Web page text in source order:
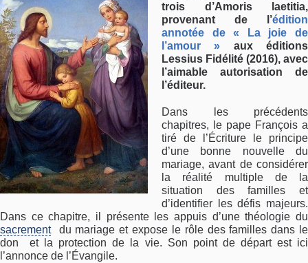
trois d’Amoris laetitia,
provenant de l’édition
annotée de « La joie de
l’amour » aux éditions
Lessius Fidélité (2016), avec
l’aimable autorisation de
l’éditeur.
Dans les précédents
chapitres, le pape François a
tiré de l’Écriture le principe
d’une bonne nouvelle du
mariage, avant de considérer
la réalité multiple de la
situation des familles et
d’identifier les défis majeurs.
Dans ce chapitre, il présente les appuis d’une théologie du
sacrementdu mariage et expose le rôle des familles dans le
don et la protection de la vie. Son point de départ est ici
l’annonce de l’Évangile.